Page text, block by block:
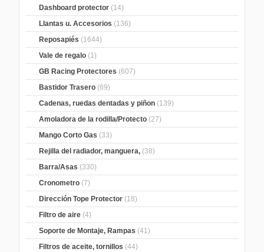
Dashboard protector (14)
Llantas u. Accesorios (136)
Reposapiés (1644)
Vale de regalo (1)
GB Racing Protectores (607)
Bastidor Trasero (69)
Cadenas, ruedas dentadas y piñon (139)
Amoladora de la rodilla/Protecto (27)
Mango Corto Gas (33)
Rejilla del radiador, manguera, (38)
Barra/Asas (330)
Cronometro (7)
Dirección Tope Protector (18)
Filtro de aire (4)
Soporte de Montaje, Rampas (41)
Filtros de aceite, tornillos (44)